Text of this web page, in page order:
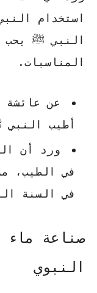
استخدام
النبي ﷺ يحب
المناسبات.
عن
أطيب
ورد أن
في الطيب،
في السنة
صناعة ماء
النبوي